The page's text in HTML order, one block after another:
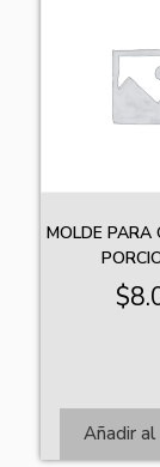
MOLDE PARA
$
Añadir